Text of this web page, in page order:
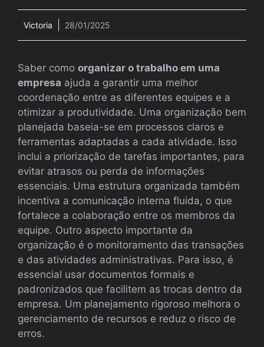
Victoria 28/01/2025
Saber como organizar o trabalho em uma
empresa ajuda a garantir uma melhor
coordenação entre as diferentes equipes e a
otimizar a produtividade. Uma organização bem
planejada baseia-se em processos claros e
ferramentas adaptadas a cada atividade. Isso
inclui a priorização de tarefas importantes, para
evitar atrasos ou perda de informações
essenciais. Uma estrutura organizada também
incentiva a comunicação interna fluida, o que
fortalece a colaboração entre os membros da
equipe. Outro aspecto importante da
organização é o monitoramento das transações
e das atividades administrativas. Para isso, é
essencial usar documentos formais e
padronizados que facilitem as trocas dentro da
empresa. Um planejamento rigoroso melhora o
gerenciamento de recursos e reduz o risco de
erros.